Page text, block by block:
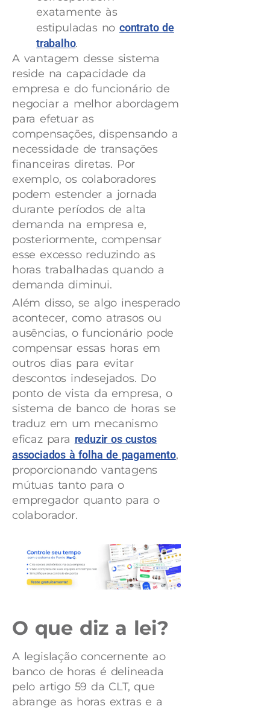
exatamente às
estipuladas nocontrato de
trabalho.
A vantagem desse sistema
reside na capacidade da
empresa e do funcionário de
negociar a melhor abordagem
para efetuar as
compensações, dispensando a
necessidade de transações
financeiras diretas. Por
exemplo, os colaboradores
podem estender a jornada
durante períodos de alta
demanda na empresa e,
posteriormente, compensar
esse excesso reduzindo as
horas trabalhadas quando a
demanda diminui.
Além disso, se algo inesperado
acontecer, como atrasos ou
ausências, o funcionário pode
compensar essas horas em
outros dias para evitar
descontos indesejados. Do
ponto de vista da empresa, o
sistema de banco de horas se
traduz em um mecanismo
eficaz para reduzir os custos
associados à folha de pagamento,
proporcionando vantagens
mútuas tanto para o
empregador quanto para o
colaborador.
O que diz a lei?
A legislação concernente ao
banco de horas é delineada
pelo artigo 59 da CLT, que
abrange as horas extras e a